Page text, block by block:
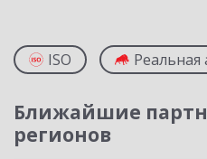
ISO Реальная
Ближайшие
регионов